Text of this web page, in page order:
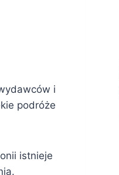
i
podróże
istnieje